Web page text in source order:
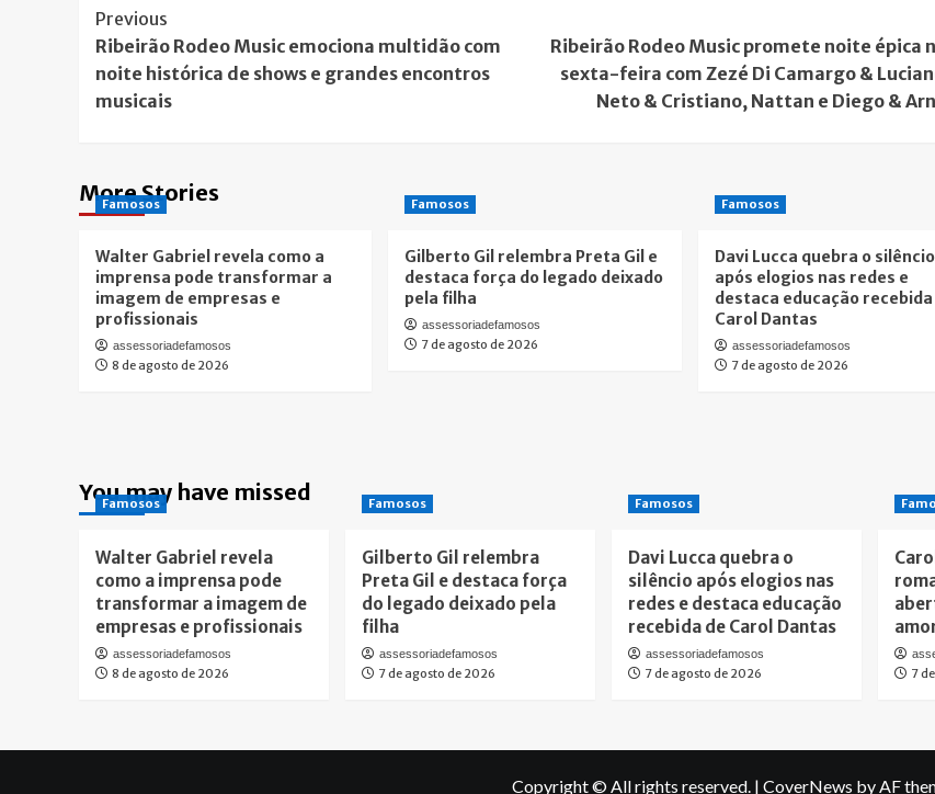
Post
Navigation
Previous
Ribeirão Rodeo Music emociona multidão com
noite histórica de shows e grandes encontros
musicais
Ribeirão Rodeo Music promete noite épica
sexta-feira com Zezé Di Camargo &
Neto & Cristiano, Nattan e Diego &
More Stories
Famosos
Walter Gabriel revela como a
imprensa pode transformar a
imagem de empresas e
profissionais
assessoriadefamosos
8 de agosto de 2026
Famosos
Gilberto Gil relembra Preta Gil e
destaca força do legado deixado
pela filha
assessoriadefamosos
7 de agosto de 2026
Famosos
Davi Lucca quebra o silêncio
após elogios nas redes e
destaca educação recebida
Carol Dantas
assessoriadefamosos
7 de agosto de 2026
You may have missed
Famosos
Walter Gabriel revela
como a imprensa pode
transformar a imagem de
empresas e profissionais
assessoriadefamosos
8 de agosto de 2026
Famosos
Gilberto Gil relembra
Preta Gil e destaca força
do legado deixado pela
filha
assessoriadefamosos
7 de agosto de 2026
Famosos
Davi Lucca quebra o
silêncio após elogios nas
redes e destaca educação
recebida de Carol Dantas
assessoriadefamosos
7 de agosto de 2026 7
Copyright © All rights reserved. | CoverNews by AF